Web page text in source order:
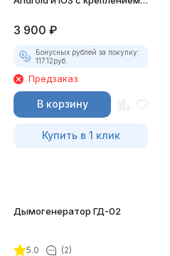
3 900 ₽
Бонусных рублей за покупку:
117.12руб.
Предзаказ
В корзину
Купить в 1 клик
Дымогенератор ГД-02
5.0 (2)